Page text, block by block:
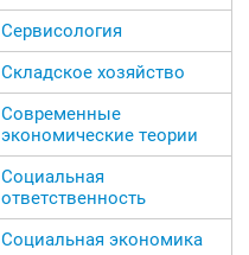
Сервисология
Складское хозяйство
Современные
экономические теории
Социальная
ответственность
Социальная экономика